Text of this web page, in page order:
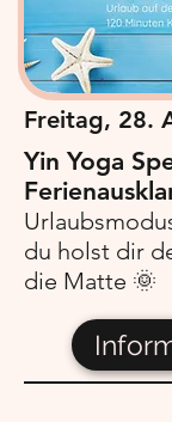
Freitag, 28.
Yin Yoga
du holst dir
die Matte 🌞